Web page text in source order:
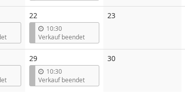
22
10:30
Verkauf beendet
23Keine
29
10:30
Verkauf beendet
30Keine